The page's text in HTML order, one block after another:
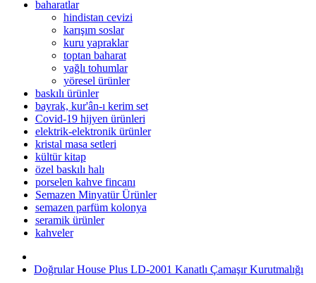
baharatlar
hindistan cevizi
karışım soslar
kuru yapraklar
toptan baharat
yağlı tohumlar
yöresel ürünler
baskılı ürünler
bayrak, kur'ân-ı kerim set
Covid-19 hijyen ürünleri
elektrik-elektronik ürünler
kristal masa setleri
kültür kitap
özel baskılı halı
porselen kahve fincanı
Semazen Minyatür Ürünler
semazen parfüm kolonya
seramik ürünler
kahveler
Doğrular House Plus LD-2001 Kanatlı Çamaşır Kurutmalığı